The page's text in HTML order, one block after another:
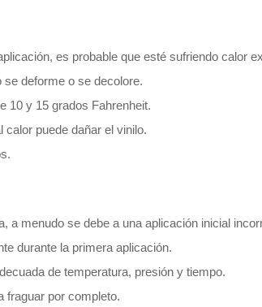
es probable que esté sufriendo calor
se deforme o se decolore.
10 y 15 grados Fahrenheit.
puede dañar el vinilo.
a menudo se debe a una aplicación inicial
durante la primera aplicación.
de temperatura, presión y tiempo.
fraguar por completo.